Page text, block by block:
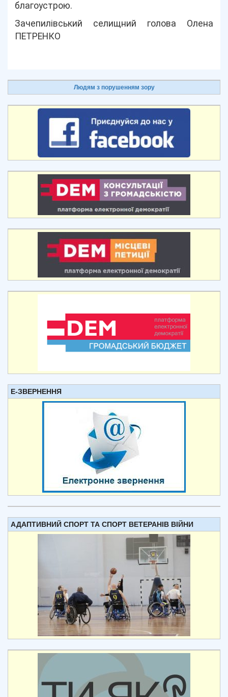
благоустрою.
Зачепилівський селищний голова Олена
ПЕТРЕНКО
Людям з порушенням зору
Е-ЗВЕРНЕННЯ
АДАПТИВНИЙ СПОРТ ТА СПОРТ ВЕТЕРАНІВ ВІЙНИ